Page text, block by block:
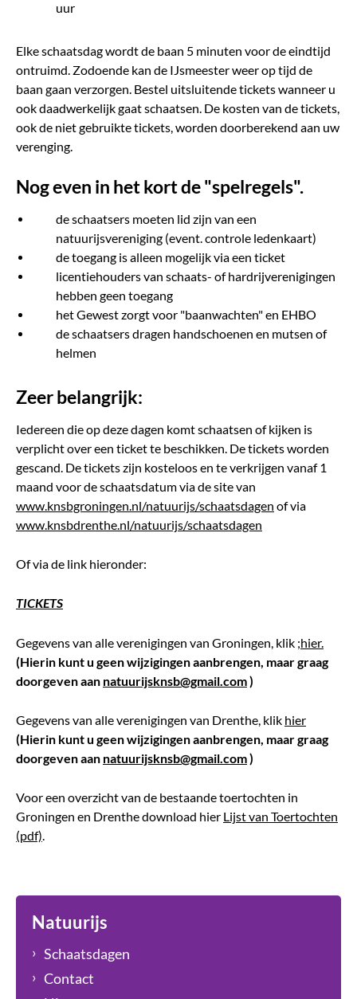
uur
Elke schaatsdag wordt de baan 5 minuten voor de eindtijd
ontruimd. Zodoende kan de IJsmeester weer op tijd de
baan gaan verzorgen. Bestel uitsluitende tickets wanneer u
ook daadwerkelijk gaat schaatsen. De kosten van de tickets,
ook de niet gebruikte tickets, worden doorberekend aan uw
verenging.
Nog even in het kort de "spelregels".
de schaatsers moeten lid zijn van een
natuurijsvereniging (event. controle ledenkaart)
de toegang is alleen mogelijk via een ticket
licentiehouders van schaats- of hardrijverenigingen
hebben geen toegang
het Gewest zorgt voor "baanwachten" en EHBO
de schaatsers dragen handschoenen en mutsen of
helmen
Zeer belangrijk:
Iedereen die op deze dagen komt schaatsen of kijken is
verplicht over een ticket te beschikken. De tickets worden
gescand. De tickets zijn kosteloos en te verkrijgen vanaf 1
maand voor de schaatsdatum via de site van
www.knsbgroningen.nl/natuurijs/schaatsdagen of via
www.knsbdrenthe.nl/natuurijs/schaatsdagen
Of via de link hieronder:
TICKETS
Gegevens van alle verenigingen van Groningen, klik ;hier.
(Hierin kunt u geen wijzigingen aanbrengen, maar graag
doorgeven aan natuurijsknsb@gmail.com)
Gegevens van alle verenigingen van Drenthe, klik hier
(Hierin kunt u geen wijzigingen aanbrengen, maar graag
doorgeven aan natuurijsknsb@gmail.com)
Voor een overzicht van de bestaande toertochten in
Groningen en Drenthe download hier Lijst van Toertochten
(pdf).
Natuurijs
Schaatsdagen
Contact